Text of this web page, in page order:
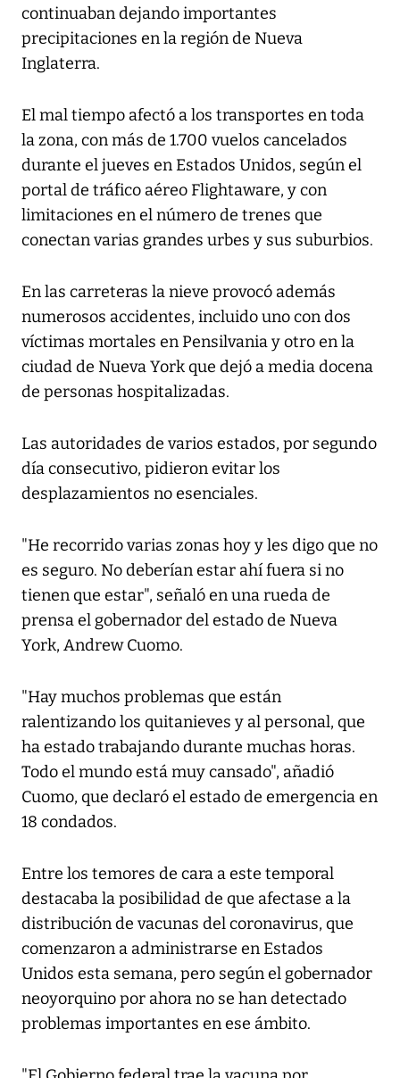
continuaban dejando importantes
precipitaciones en la región de Nueva
Inglaterra.
El mal tiempo afectó a los transportes en toda
la zona, con más de 1.700 vuelos cancelados
durante el jueves en Estados Unidos, según el
portal de tráfico aéreo Flightaware, y con
limitaciones en el número de trenes que
conectan varias grandes urbes y sus suburbios.
En las carreteras la nieve provocó además
numerosos accidentes, incluido uno con dos
víctimas mortales en Pensilvania y otro en la
ciudad de Nueva York que dejó a media docena
de personas hospitalizadas.
Las autoridades de varios estados, por segundo
día consecutivo, pidieron evitar los
desplazamientos no esenciales.
"He recorrido varias zonas hoy y les digo que no
es seguro. No deberían estar ahí fuera si no
tienen que estar", señaló en una rueda de
prensa el gobernador del estado de Nueva
York, Andrew Cuomo.
"Hay muchos problemas que están
ralentizando los quitanieves y al personal, que
ha estado trabajando durante muchas horas.
Todo el mundo está muy cansado", añadió
Cuomo, que declaró el estado de emergencia en
18 condados.
Entre los temores de cara a este temporal
destacaba la posibilidad de que afectase a la
distribución de vacunas del coronavirus, que
comenzaron a administrarse en Estados
Unidos esta semana, pero según el gobernador
neoyorquino por ahora no se han detectado
problemas importantes en ese ámbito.